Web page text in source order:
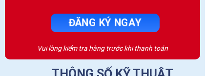
ĐĂNG KÝ NGAY
Vui lòng kiểm tra hàng trước khi thanh toán